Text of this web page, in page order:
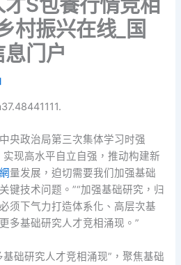
村振兴在线_国
门户
央政治局第三次集体学习时强
现高水平自立自强，推动构建新
量发展，迫切需要我们加强基础
键技术问题。”“加强基础研究，归
须下气力打造体系化、高层次基
多基础研究人才竞相涌现。”
础研究人才竞相涌现”，聚焦基础